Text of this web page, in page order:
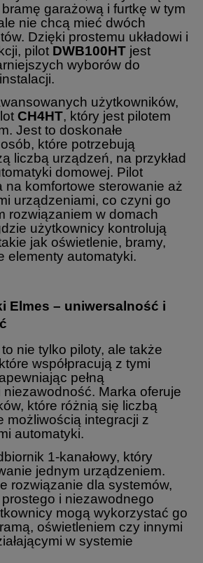
garażową i furtkę w tym
nie chcą mieć dwóch
Dzięki prostemu układowi i
pilot DWB100HT jest
wyborów do
użytkowników,
CH4HT, który jest pilotem
Jest to doskonałe
które potrzebują
liczbą urządzeń, na przykład
domowej. Pilot
na komfortowe sterowanie aż
urządzeniami, co czyni go
rozwiązaniem w domach
użytkownicy kontrolują
jak oświetlenie, bramy,
elementy automatyki.
Elmes – uniwersalność i
nie tylko piloty, ale także
współpracują z tymi
pełną
Marka oferuje
które różnią się liczbą
możliwością integracji z
automatyki.
1-kanałowy, który
jednym urządzeniem.
rozwiązanie dla systemów,
i niezawodnego
mogą wykorzystać go
oświetleniem czy innymi
w systemie